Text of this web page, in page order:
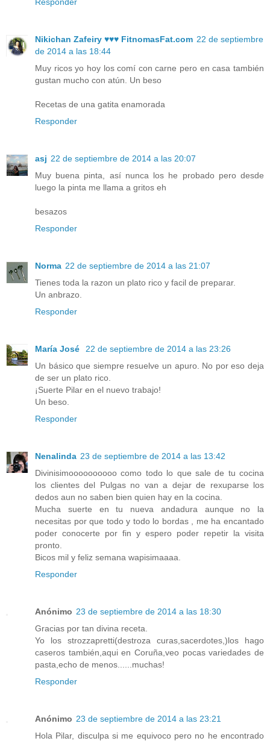
Nikichan Zafeiry ♥♥♥ FitnomasFat.com 22 de septiembre
de 2014 a las 18:44
Muy ricos yo hoy los comí con carne pero en casa también
gustan mucho con atún. Un beso
Recetas de una gatita enamorada
Responder
asj 22 de septiembre de 2014 a las 20:07
Muy buena pinta, así nunca los he probado pero desde
luego la pinta me llama a gritos eh
besazos
Responder
Norma 22 de septiembre de 2014 a las 21:07
Tienes toda la razon un plato rico y facil de preparar.
Un anbrazo.
Responder
María José
22 de septiembre de 2014 a las 23:26
Un básico que siempre resuelve un apuro. No por eso deja
de ser un plato rico.
¡Suerte Pilar en el nuevo trabajo!
Un beso.
Responder
Nenalinda 23 de septiembre de 2014 a las 13:42
Divinisimoooooooooo como todo lo que sale de tu cocina
los clientes del Pulgas no van a dejar de rexuparse los
dedos aun no saben bien quien hay en la cocina.
Mucha suerte en tu nueva andadura aunque no la
necesitas por que todo y todo lo bordas , me ha encantado
poder conocerte por fin y espero poder repetir la visita
pronto.
Bicos mil y feliz semana wapisimaaaa.
Responder
Anónimo 23 de septiembre de 2014 a las 18:30
Gracias por tan divina receta.
Yo los strozzapretti(destroza curas,sacerdotes,)los hago
caseros también,aqui en Coruña,veo pocas variedades de
pasta,echo de menos......muchas!
Responder
Anónimo 23 de septiembre de 2014 a las 23:21
Hola Pilar, disculpa si me equivoco pero no he encontrado